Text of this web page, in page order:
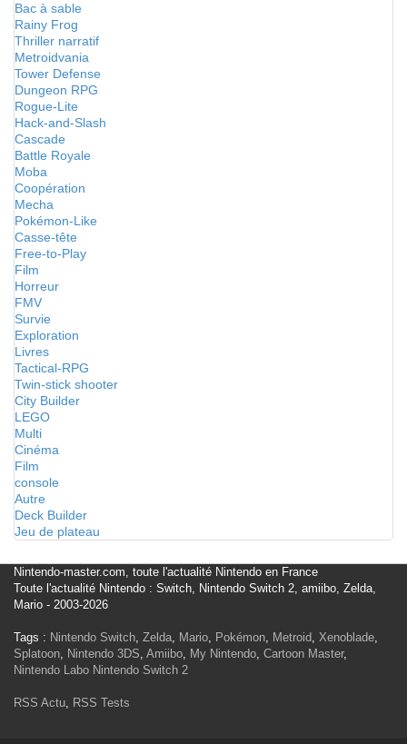
Bac à sable
Rainy Frog
Thriller narratif
Metroidvania
Tower Defense
Dungeon RPG
Rogue-Lite
Hack-and-Slash
Cascade
Battle Royale
Moba
Coopération
Mecha
Pokémon-Like
Casse-tête
Free-to-Play
Film
Horreur
FMV
Survie
Exploration
Livres
Tactical-RPG
Twin-stick shooter
City Builder
LEGO
Multi
Cinéma
Film
console
Autre
Deck Builder
Jeu de plateau
Nintendo-master.com, toute l'actualité Nintendo en France
Toute l'actualité Nintendo : Switch, Nintendo Switch 2, amiibo, Zelda,
Mario - 2003-2026
Tags : Nintendo Switch, Zelda, Mario, Pokémon, Metroid, Xenoblade,
Splatoon, Nintendo 3DS, Amiibo, My Nintendo, Cartoon Master,
Nintendo Labo Nintendo Switch 2
RSS Actu, RSS Tests